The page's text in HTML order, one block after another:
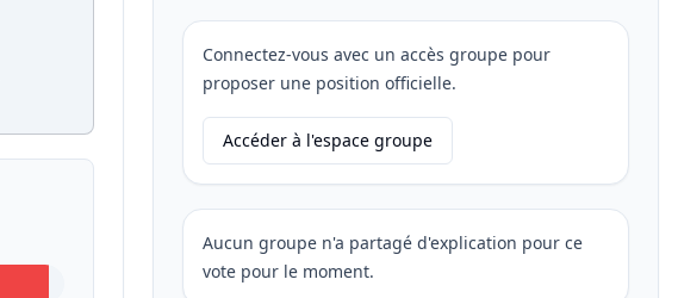
Connectez-vous avec un accès groupe pour
proposer une position officielle.
Accéder à l'espace groupe
Aucun groupe n'a partagé d'explication pour ce
vote pour le moment.